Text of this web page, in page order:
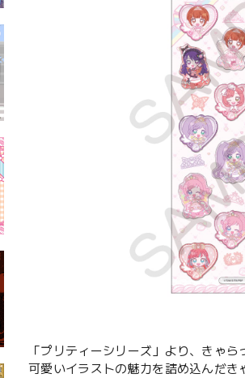
「プリティーシリーズ」より、きゃ
可愛いイラストの魅力を詰め込んだき